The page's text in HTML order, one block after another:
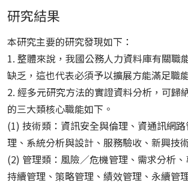
研究結果
本研究主要的研究發現如下：
1. 整體來說，我國公務人力資料庫有關職
缺乏，這也代表必須予以擴展方能滿足職
2. 經多元研究方法的實證資料分析，可歸
的三大類核心職能如下。
(1) 技術類：資訊安全與倫理、資通訊網
理、系統分析與設計、服務驗收、新興技
(2) 管理類：風險／危機管理、需求分析
持續管理、策略管理、績效管理、永續管